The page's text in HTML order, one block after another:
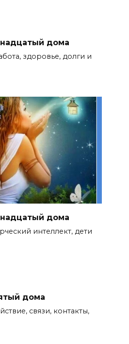
дома
здоровье, долги и
дома
интеллект, дети
дома
связи, контакты,